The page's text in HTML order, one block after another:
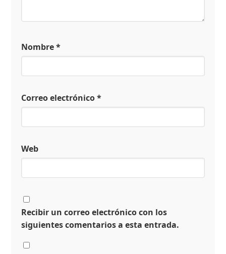
Nombre*
Correo electrónico*
Web
Recibir un correo electrónico con los
siguientes comentarios a esta entrada.